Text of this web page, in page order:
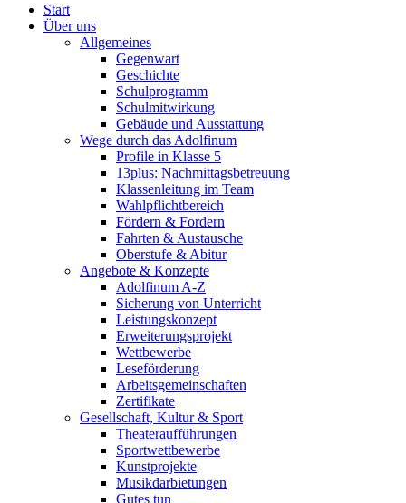
Start
Über uns
Allgemeines
Gegenwart
Geschichte
Schulprogramm
Schulmitwirkung
Gebäude und Ausstattung
Wege durch das Adolfinum
Profile in Klasse 5
13plus: Nachmittagsbetreuung
Klassenleitung im Team
Wahlpflichtbereich
Fördern & Fordern
Fahrten & Austausche
Oberstufe & Abitur
Angebote & Konzepte
Adolfinum A-Z
Sicherung von Unterricht
Leistungskonzept
Erweiterungsprojekt
Wettbewerbe
Leseförderung
Arbeitsgemeinschaften
Zertifikate
Gesellschaft, Kultur & Sport
Theateraufführungen
Sportwettbewerbe
Kunstprojekte
Musikdarbietungen
Gutes tun